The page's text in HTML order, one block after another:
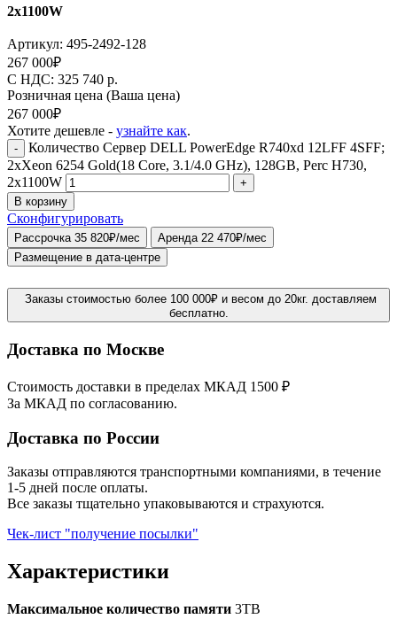
2x1100W
Артикул: 495-2492-128
267 000₽
C НДС: 325 740 р.
Розничная цена (Ваша цена)
267 000₽
Хотите дешевле - узнайте как.
-
Количество Сервер DELL PowerEdge R740xd 12LFF 4SFF;
2xXeon 6254 Gold(18 Core, 3.1/4.0 GHz), 128GB, Perc H730,
2x1100W
+
В корзину
Сконфигурировать
Рассрочка 35 820₽/мес
Аренда 22 470₽/мес
Размещение в дата-центре
Заказы стоимостью более 100 000₽ и весом до 20кг. доставляем
бесплатно.
Доставка по Москве
Стоимость доставки в пределах МКАД 1500 ₽
За МКАД по согласованию.
Доставка по России
Заказы отправляются транспортными компаниями, в течение
1-5 дней после оплаты.
Все заказы тщательно упаковываются и страхуются.
Чек-лист "получение посылки"
Характеристики
Максимальное количество памяти 3TB